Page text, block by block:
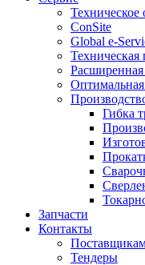
ConSite
Global e-
Техническая
Оптимальная
Гибка
Запчасти
Контакты
Тендеры